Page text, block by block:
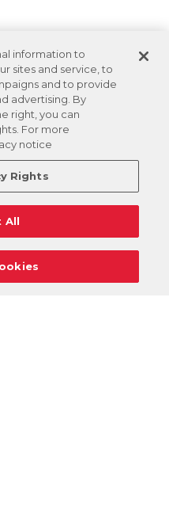
information to
sites and service, to
and to provide
advertising. By
right, you can
For more
notice
Rights
All